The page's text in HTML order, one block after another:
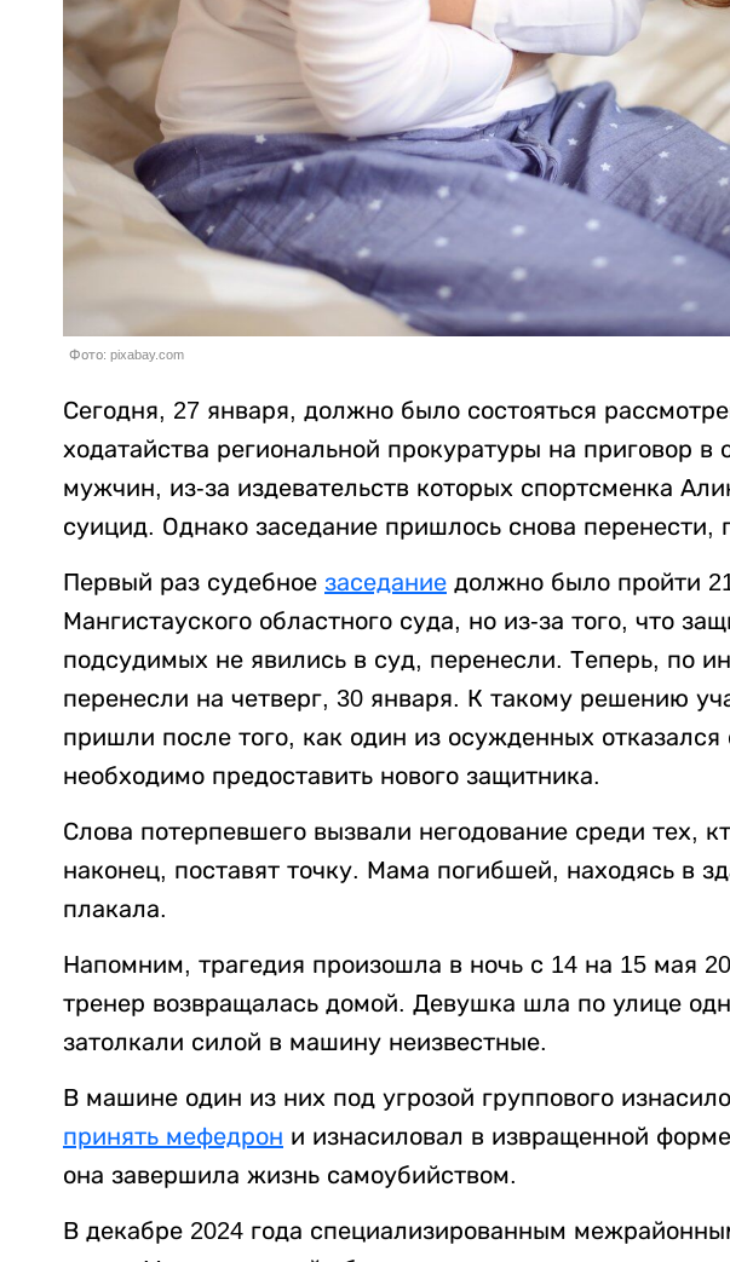
Фото: pixabay.com
Сегодня, 27 января, должно было состояться
ходатайства региональной прокуратуры на приговор в
мужчин, из-за издевательств которых спортсменка
суицид. Однако заседание пришлось снова перенести,
Первый раз судебное заседание должно было пройти
Мангистауского областного суда, но из-за того, что
подсудимых не явились в суд, перенесли. Теперь, по
перенесли на четверг, 30 января. К такому решению
пришли после того, как один из осужденных отказался
необходимо предоставить нового защитника.
Слова потерпевшего вызвали негодование среди тех,
наконец, поставят точку. Мама погибшей, находясь в
плакала.
Напомним, трагедия произошла в ночь с 14 на 15 мая
тренер возвращалась домой. Девушка шла по улице
затолкали силой в машину неизвестные.
В машине один из них под угрозой группового
принять мефедрон и изнасиловал в извращенной
она завершила жизнь самоубийством.
В декабре 2024 года специализированным